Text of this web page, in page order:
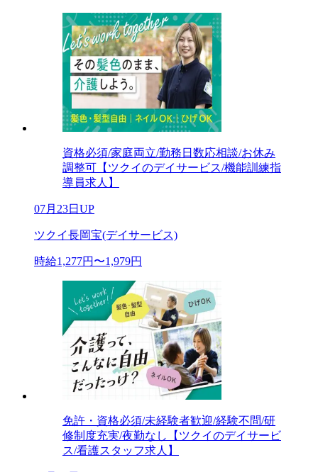
資格必須/家庭両立/勤務日数応相談/お休み
調整可【ツクイのデイサービス/機能訓練指
導員求人】
07月23日UP
ツクイ長岡宝(デイサービス)
時給1,277円〜1,979円
免許・資格必須/未経験者歓迎/経験不問/研
修制度充実/夜勤なし【ツクイのデイサービ
ス/看護スタッフ求人】